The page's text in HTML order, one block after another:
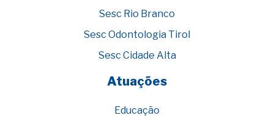
Sesc Rio Branco
Sesc Odontologia Tirol
Sesc Cidade Alta
Atuações
Educação